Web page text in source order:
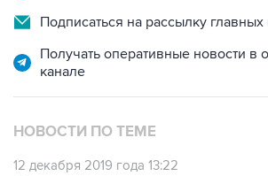
Подписаться на рассылку главных
Получать оперативные новости в
канале
НОВОСТИ ПО ТЕМЕ
12 декабря 2019 года 13:22